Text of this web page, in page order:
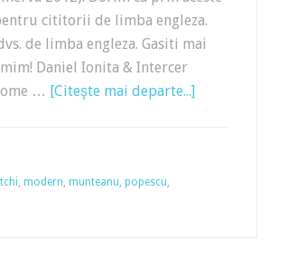
cititorii de limba engleza.
de limba engleza. Gasiti mai
Daniel Ionita & Intercer
… [Citeşte mai departe...]
, modern, munteanu, popescu,